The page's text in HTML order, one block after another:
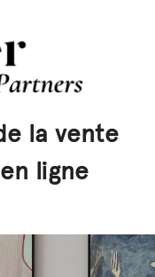
la vente
ligne